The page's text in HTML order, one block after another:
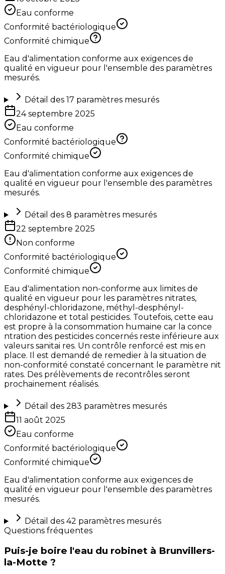
Eau conforme
Conformité bactériologique
Conformité chimique
Eau d'alimentation conforme aux exigences de
qualité en vigueur pour l'ensemble des paramètres
mesurés.
Détail des 17 paramètres mesurés
24 septembre 2025
Eau conforme
Conformité bactériologique
Conformité chimique
Eau d'alimentation conforme aux exigences de
qualité en vigueur pour l'ensemble des paramètres
mesurés.
Détail des 8 paramètres mesurés
22 septembre 2025
Non conforme
Conformité bactériologique
Conformité chimique
Eau d'alimentation non-conforme aux limites de
qualité en vigueur pour les paramètres nitrates,
desphényl-chloridazone, méthyl-desphényl-
chloridazone et total pesticides. Toutefois, cette eau
est propre à la consommation humaine car la conce
ntration des pesticides concernés reste inférieure aux
valeurs sanitai res. Un contrôle renforcé est mis en
place. Il est demandé de remedier à la situation de
non-conformité constaté concernant le paramètre nit
rates. Des prélèvements de recontrôles seront
prochainement réalisés.
Détail des 283 paramètres mesurés
11 août 2025
Eau conforme
Conformité bactériologique
Conformité chimique
Eau d'alimentation conforme aux exigences de
qualité en vigueur pour l'ensemble des paramètres
mesurés.
Détail des 42 paramètres mesurés
Questions fréquentes
Puis-je boire l'eau du robinet à Brunvillers-
la-Motte ?